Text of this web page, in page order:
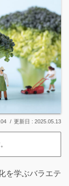
2025.05.13
を学ぶバラエテ